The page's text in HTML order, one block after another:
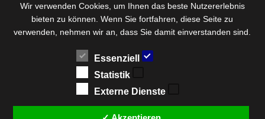
Wir verwenden Cookies, um Ihnen das beste Nutzererlebnis
bieten zu können. Wenn Sie fortfahren, diese Seite zu
verwenden, nehmen wir an, dass Sie damit einverstanden sind.
Essenziell
Statistik
Externe Dienste